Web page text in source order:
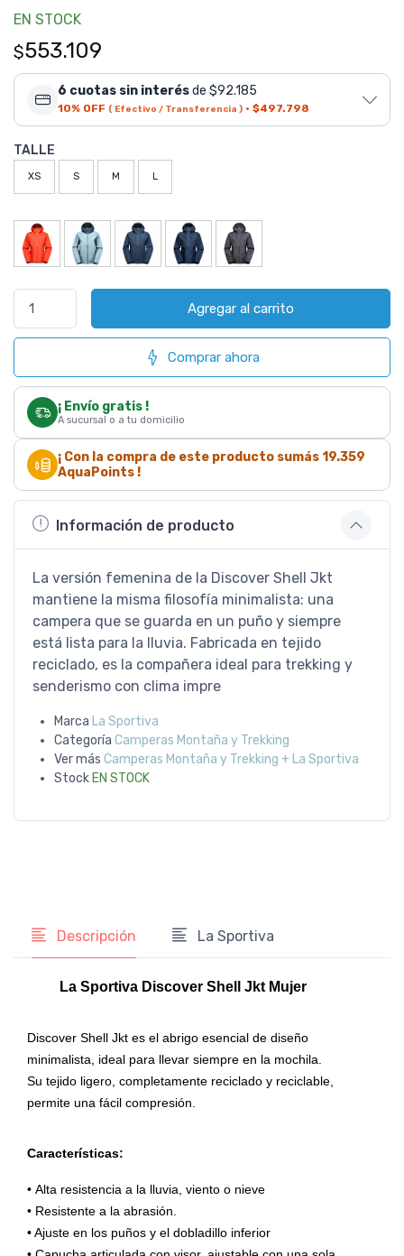
EN STOCK
$553.109
6 cuotas sin interésde $92.185
10% OFF ( Efectivo / Transferencia ) · $497.798
TALLE
XS S M L
Agregar al carrito
Comprar ahora
¡ Envío gratis !
A sucursal o a tu domicilio
¡ Con la compra de este producto sumás19.359
AquaPoints !
Información de producto
La versión femenina de la Discover Shell Jkt
mantiene la misma filosofía minimalista: una
campera que se guarda en un puño y siempre
está lista para la lluvia. Fabricada en tejido
reciclado, es la compañera ideal para trekking y
senderismo con clima impre
Marca La Sportiva
Categoría Camperas Montaña y Trekking
Ver más Camperas Montaña y Trekking + La Sportiva
Stock EN STOCK
Descripción La Sportiva
La Sportiva Discover Shell Jkt Mujer
Discover Shell Jkt es el abrigo esencial de diseño
minimalista, ideal para llevar siempre en la mochila.
Su tejido ligero, completamente reciclado y reciclable,
permite una fácil compresión.
Características:
• Alta resistencia a la lluvia, viento o nieve
• Resistente a la abrasión.
• Ajuste en los puños y el dobladillo inferior